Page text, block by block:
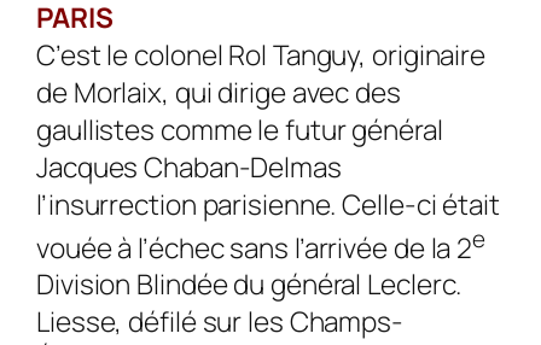
PARIS
C’est le colonel Rol Tanguy, originaire
de Morlaix, qui dirige avec des
gaullistes comme le futur général
Jacques Chaban-Delmas
l’insurrection parisienne. Celle-ci était
vouée à l’échec sans l’arrivée de la 2e
Division Blindée du général Leclerc.
Liesse, défilé sur les Champs-